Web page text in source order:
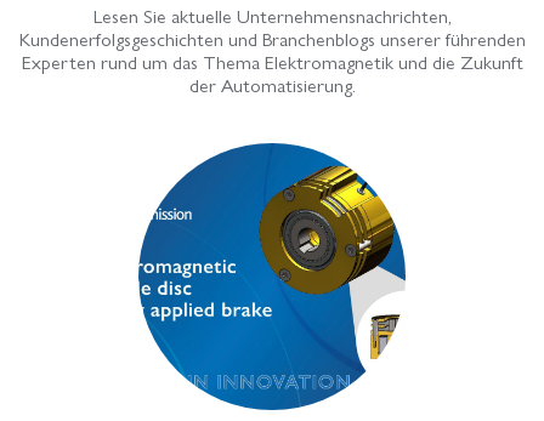
Lesen Sie aktuelle Unternehmensnachrichten,
Kundenerfolgsgeschichten und Branchenblogs unserer führenden
Experten rund um das Thema Elektromagnetik und die Zukunft
der Automatisierung.